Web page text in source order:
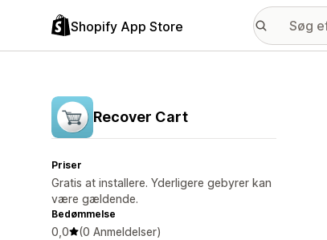
Shopify App Store
Recover Cart
Priser
Gratis at installere. Yderligere gebyrer kan
være gældende.
Bedømmelse
0,0 (0 Anmeldelser)